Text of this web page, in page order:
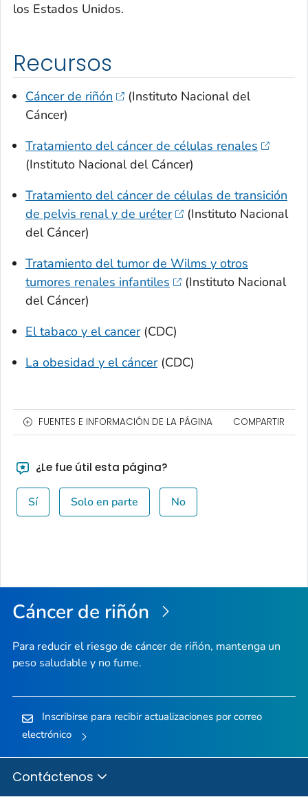
los Estados Unidos.
Recursos
Cáncer de riñón
(Instituto Nacional del
Cáncer)
Tratamiento del cáncer de células renales
(Instituto Nacional del Cáncer)
Tratamiento del cáncer de células de transición
de pelvis renal y de uréter
(Instituto Nacional
del Cáncer)
Tratamiento del tumor de Wilms y otros
tumores renales infantiles
(Instituto Nacional
del Cáncer)
El tabaco y el cancer(CDC)
La obesidad y el cáncer(CDC)
FUENTES E INFORMACIÓN DE LA PÁGINA COMPARTIR
¿Le fue útil esta página?
Sí Solo en parte No
Cáncer de riñón
Para reducir el riesgo de cáncer de riñón, mantenga un
peso saludable y no fume.
Inscribirse para recibir actualizaciones por correo
electrónico
Contáctenos